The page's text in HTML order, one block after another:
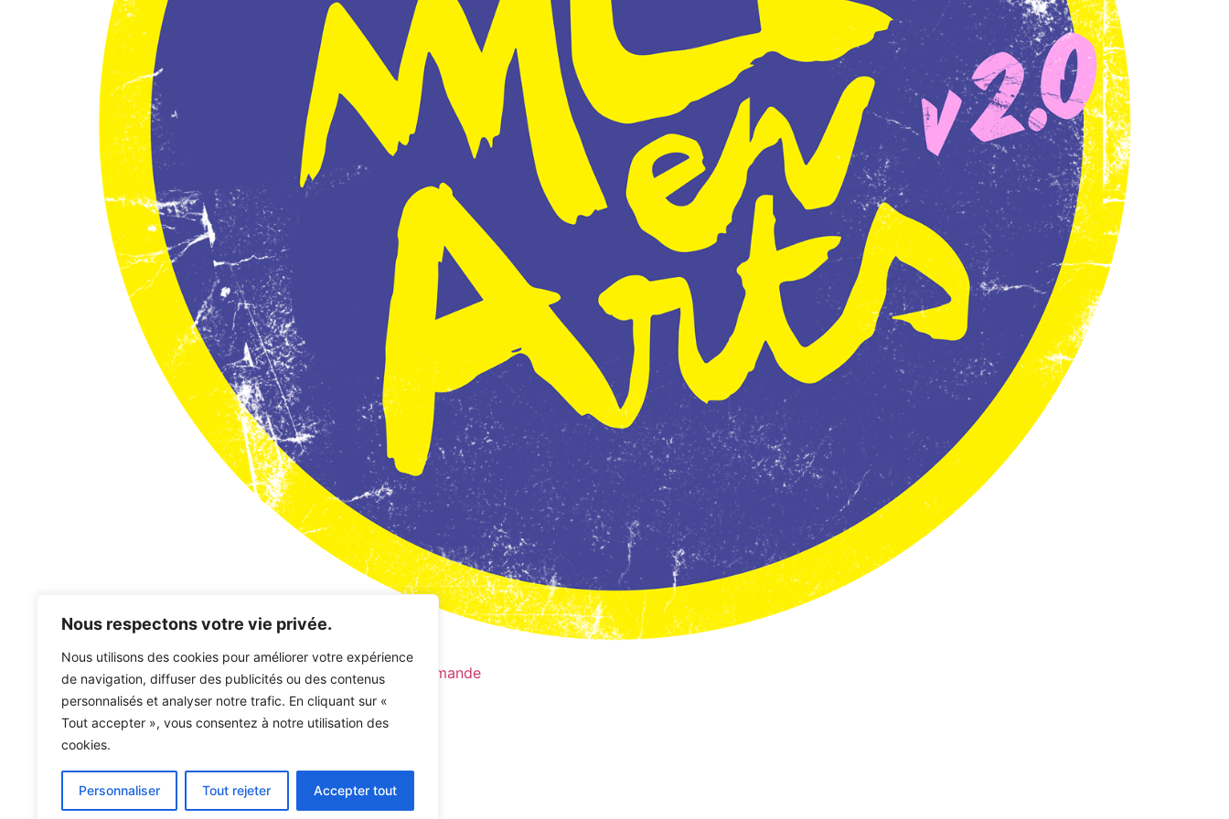
Nous respectons votre vie privée.
Nous utilisons des cookies pour améliorer votre expérience
de navigation, diffuser des publicités ou des contenus
personnalisés et analyser notre trafic. En cliquant sur «
Tout accepter », vous consentez à notre utilisation des
cookies.
Personnaliser Tout rejeter Accepter tout
Mon compte Panier Validation de la commande
Panier
[woocommerce_cart]